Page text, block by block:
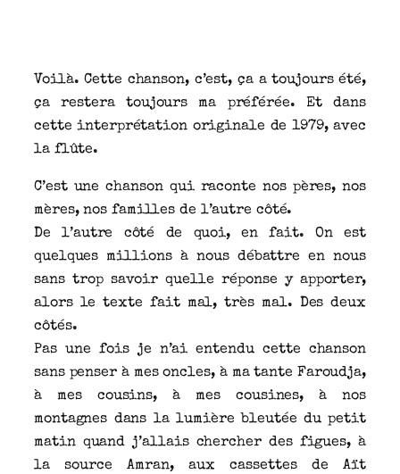
Voilà. Cette chanson, c’est, ça a toujours été,
ça restera toujours ma préférée. Et dans
cette interprétation originale de 1979, avec
la flûte.
C’est une chanson qui raconte nos pères, nos
mères, nos familles de l’autre côté.
De l’autre côté de quoi, en fait. On est
quelques millions à nous débattre en nous
sans trop savoir quelle réponse y apporter,
alors le texte fait mal, très mal. Des deux
côtés.
Pas une fois je n’ai entendu cette chanson
sans penser à mes oncles, à ma tante Faroudja,
à mes cousins, à mes cousines, à nos
montagnes dans la lumière bleutée du petit
matin quand j’allais chercher des figues, à
la source Amran, aux cassettes de Aït